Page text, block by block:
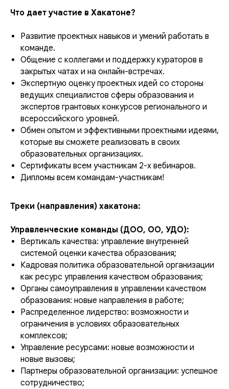
Что дает участие в Хакатоне?
Развитие проектных навыков и умений работать в
команде.
Общение с коллегами и поддержку кураторов в
закрытых чатах и на онлайн-встречах.
Экспертную оценку проектных идей со стороны
ведущих специалистов сферы образования и
экспертов грантовых конкурсов регионального и
всероссийского уровней.
Обмен опытом и эффективными проектными идеями,
которые вы сможете реализовать в своих
образовательных организациях.
Сертификаты всем участникам 2-х вебинаров.
Дипломы всем командам-участникам!
Треки (направления) хакатона:
Управленческие команды (ДОО, ОО, УДО):
Вертикаль качества: управление внутренней
системой оценки качества образования;
Кадровая политика образовательной организации
как ресурс управления качеством образования;
Органы самоуправления в управлении качеством
образования: новые направления в работе;
Распределенное лидерство: возможности и
ограничения в условиях образовательных
комплексов;
Управление ресурсами: новые возможности и
новые вызовы;
Партнеры образовательной организации: успешное
сотрудничество;